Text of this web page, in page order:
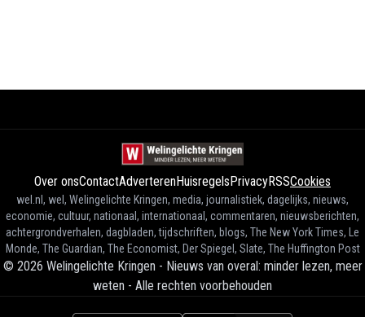
Over onsContactAdverterenHuisregelsPrivacyRSSCookies
wel.nl, wel, Welingelichte Kringen, media, journalistiek, dagelijks, nieuws,
economie, cultuur, nationaal, internationaal, commentaren, nieuwsberichten,
achtergrondverhalen, dagbladen, tijdschriften, blogs, The New York Times, Le
Monde, The Guardian, The Economist, Der Spiegel, Slate, The Huffington Post
© 2026 Welingelichte Kringen - Nieuws van overal: minder lezen, meer
weten - Alle rechten voorbehouden